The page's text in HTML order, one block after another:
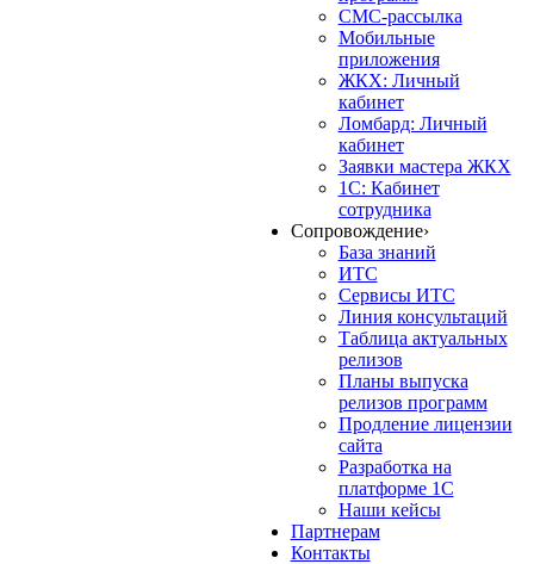
СМС-рассылка
Мобильные
приложения
ЖКХ: Личный
кабинет
Ломбард: Личный
кабинет
Заявки мастера ЖКХ
1С: Кабинет
сотрудника
Сопровождение›
База знаний
ИТС
Сервисы ИТС
Линия консультаций
Таблица актуальных
релизов
Планы выпуска
релизов программ
Продление лицензии
сайта
Разработка на
платформе 1С
Наши кейсы
Партнерам
Контакты